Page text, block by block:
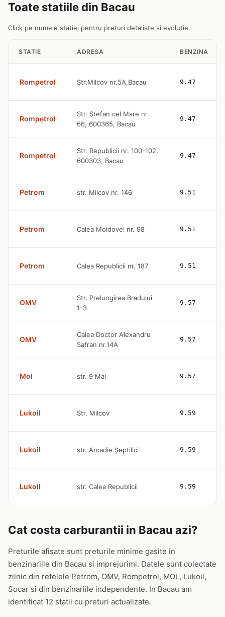
Toate statiile din Bacau
Click pe numele statiei pentru preturi detaliate si evolutie.
STATIE ADRESA BENZINA
Rompetrol Str.Milcov nr.5A,Bacau 9.47
Rompetrol
Str. Stefan cel Mare nr.
66, 600365, Bacau
9.47
Rompetrol
Str. Republicii nr. 100-102,
600303, Bacau
9.47
Petrom str. Milcov nr. 146 9.51
Petrom Calea Moldovei nr. 98 9.51
Petrom Calea Republicii nr. 187 9.51
OMV
Str. Prelungirea Bradului
1-3
9.57
OMV
Calea Doctor Alexandru
Safran nr.14A
9.57
Mol str. 9 Mai 9.57
Lukoil Str. Milcov 9.59
Lukoil str. Arcadie Șeptilici 9.59
Lukoil str. Calea Republicii 9.59
Cat costa carburantii in Bacau azi?
Preturile afisate sunt preturile minime gasite in
benzinariile din Bacau si imprejurimi. Datele sunt colectate
zilnic din retelele Petrom, OMV, Rompetrol, MOL, Lukoil,
Socar si din benzinariile independente. In Bacau am
identificat 12 statii cu preturi actualizate.